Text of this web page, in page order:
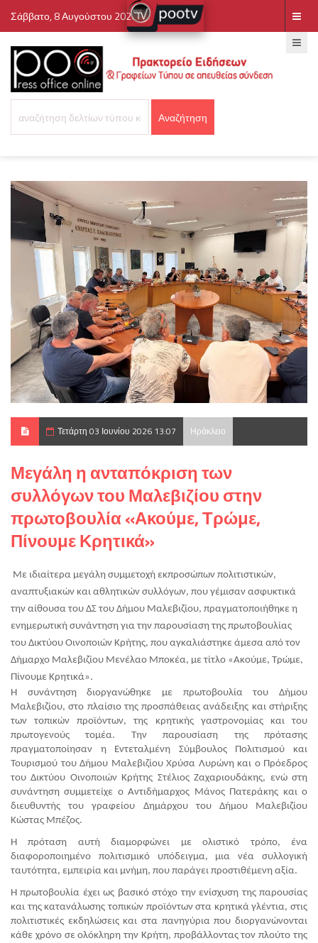
Σάββατο, 8 Αυγούστου 2026
Τετάρτη 03 Ιουνίου 2026 13:07 Ηράκλειο
Μεγάλη η ανταπόκριση των
συλλόγων του Μαλεβιζίου στην
πρωτοβουλία «Ακούμε, Τρώμε,
Πίνουμε Κρητικά»
Με ιδιαίτερα μεγάλη συμμετοχή εκπροσώπων πολιτιστικών,
αναπτυξιακών και αθλητικών συλλόγων, που γέμισαν ασφυκτικά
την αίθουσα του ΔΣ του Δήμου Μαλεβιζίου, πραγματοποιήθηκε η
ενημερωτική συνάντηση για την παρουσίαση της πρωτοβουλίας
του Δικτύου Οινοποιών Κρήτης, που αγκαλιάστηκε άμεσα από τον
Δήμαρχο Μαλεβιζίου Μενέλαο Μποκέα, με τίτλο «Ακούμε, Τρώμε,
Πίνουμε Κρητικά».
Η συνάντηση διοργανώθηκε με πρωτοβουλία του Δήμου
Μαλεβιζίου, στο πλαίσιο της προσπάθειας ανάδειξης και στήριξης
των τοπικών προϊόντων, της κρητικής γαστρονομίας και του
πρωτογενούς τομέα. Την παρουσίαση της πρότασης
πραγματοποίησαν η Εντεταλμένη Σύμβουλος Πολιτισμού και
Τουρισμού του Δήμου Μαλεβιζίου Χρύσα Λυρώνη και ο Πρόεδρος
του Δικτύου Οινοποιών Κρήτης Στέλιος Ζαχαριουδάκης, ενώ στη
συνάντηση συμμετείχε ο Αντιδήμαρχος Μάνος Πατεράκης και ο
διευθυντής του γραφείου Δημάρχου του Δήμου Μαλεβιζίου
Κώστας Μπέζος.
Η πρόταση αυτή διαμορφώνει με ολιστικό τρόπο, ένα
διαφοροποιημένο πολιτισμικό υπόδειγμα, μια νέα συλλογική
ταυτότητα, εμπειρία και μνήμη, που παράγει προστιθέμενη αξία.
Η πρωτοβουλία έχει ως βασικό στόχο την ενίσχυση της παρουσίας
και της κατανάλωσης τοπικών προϊόντων στα κρητικά γλέντια, στις
πολιτιστικές εκδηλώσεις και στα πανηγύρια που διοργανώνονται
κάθε χρόνο σε ολόκληρη την Κρήτη, προβάλλοντας τον πλούτο της